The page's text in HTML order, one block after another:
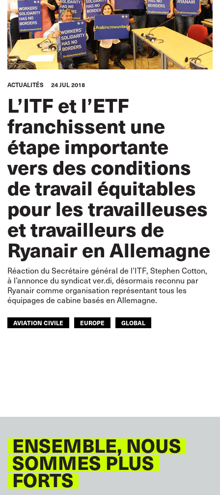
ACTUALITÉS 24 JUL 2018
L’ITF et l’ETF
franchissent une
étape importante
vers des conditions
de travail équitables
pour les travailleuses
et travailleurs de
Ryanair en Allemagne
Réaction du Secrétaire général de l’ITF, Stephen Cotton,
à l’annonce du syndicat ver.di, désormais reconnu par
Ryanair comme organisation représentant tous les
équipages de cabine basés en Allemagne.
AVIATION CIVILE EUROPE GLOBAL
ENSEMBLE, NOUS
SOMMES PLUS
FORTS